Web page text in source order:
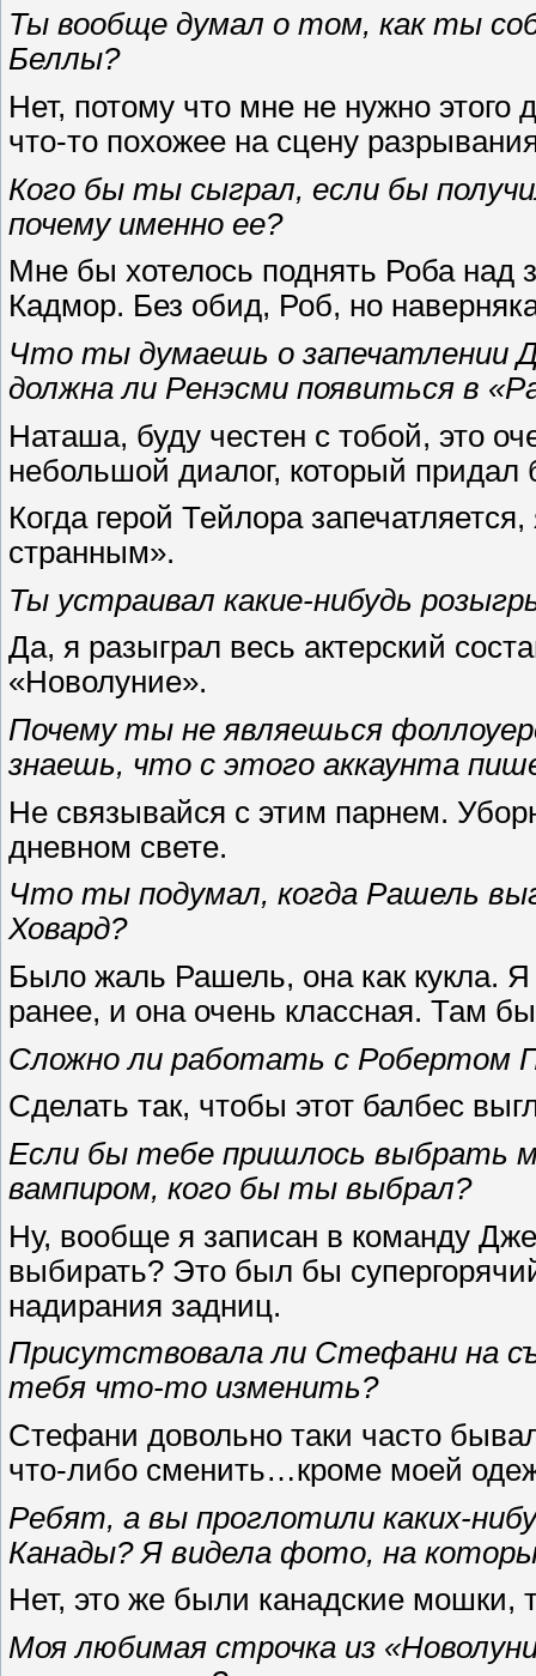
Ты вообще думал о том, как ты
Беллы?
Нет, потому что мне не нужно этого
что-то похожее на сцену
Кого бы ты сыграл, если бы
почему именно ее?
Мне бы хотелось поднять Роба над
Кадмор. Без обид, Роб, но
Что ты думаешь о запечатлении
должна ли Ренэсми появиться в
Наташа, буду честен с тобой, это
небольшой диалог, который
Когда герой Тейлора
странным».
Ты устраивал какие-нибудь
Да, я разыграл весь актерский
«Новолуние».
Почему ты не являешься
знаешь, что с этого аккаунта
Не связывайся с этим парнем.
дневном свете.
Что ты подумал, когда Рашель
Ховард?
Было жаль Рашель, она как кукла.
ранее, и она очень классная. Там
Сложно ли работать с Робертом
Сделать так, чтобы этот балбес
Если бы тебе пришлось выбрать
вампиром, кого бы ты выбрал?
Ну, вообще я записан в команду
выбирать? Это был бы
надирания задниц.
Присутствовала ли Стефани на
тебя что-то изменить?
Стефани довольно таки часто
что-либо сменить…кроме моей
Ребят, а вы проглотили каких-
Канады? Я видела фото, на
Нет, это же были канадские мошки,
Моя любимая строчка из